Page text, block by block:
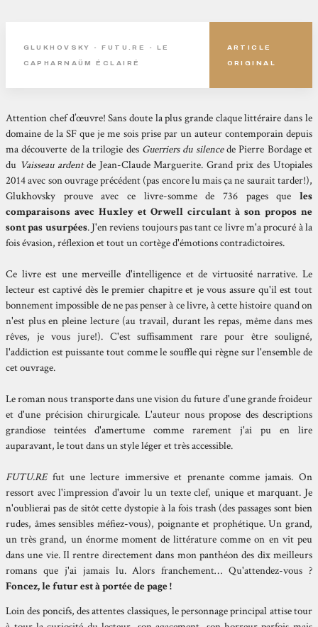
GLUKHOVSKY - FUTU.RE - LE
CAPHARNAÜM ÉCLAIRÉ
ARTICLE
ORIGINAL
Attention chef d’œuvre! Sans doute la plus grande claque littéraire dans le
domaine de la SF que je me sois prise par un auteur contemporain depuis
ma découverte de la trilogie des Guerriers du silencede Pierre Bordage et
du Vaisseau ardentde Jean-Claude Marguerite. Grand prix des Utopiales
2014 avec son ouvrage précédent (pas encore lu mais ça ne saurait tarder!),
Glukhovsky prouve avec ce livre-somme de 736 pages que les
comparaisons avec Huxley et Orwell circulant à son propos ne
sont pas usurpées. J'en reviens toujours pas tant ce livre m'a procuré à la
fois évasion, réflexion et tout un cortège d'émotions contradictoires.
Ce livre est une merveille d'intelligence et de virtuosité narrative. Le
lecteur est captivé dès le premier chapitre et je vous assure qu'il est tout
bonnement impossible de ne pas penser à ce livre, à cette histoire quand on
n'est plus en pleine lecture (au travail, durant les repas, même dans mes
rêves, je vous jure!). C'est suffisamment rare pour être souligné,
l'addiction est puissante tout comme le souffle qui règne sur l'ensemble de
cet ouvrage.
Le roman nous transporte dans une vision du future d'une grande froideur
et d'une précision chirurgicale. L'auteur nous propose des descriptions
grandiose teintées d'amertume comme rarement j'ai pu en lire
auparavant, le tout dans un style léger et très accessible.
FUTU.REfut une lecture immersive et prenante comme jamais. On
ressort avec l'impression d'avoir lu un texte clef, unique et marquant. Je
n'oublierai pas de sitôt cette dystopie à la fois trash (des passages sont bien
rudes, âmes sensibles méfiez-vous), poignante et prophétique. Un grand,
un très grand, un énorme moment de littérature comme on en vit peu
dans une vie. Il rentre directement dans mon panthéon des dix meilleurs
romans que j'ai jamais lu. Alors franchement… Qu'attendez-vous ?
Foncez, le futur est à portée de page !
Loin des poncifs, des attentes classiques, le personnage principal attise tour